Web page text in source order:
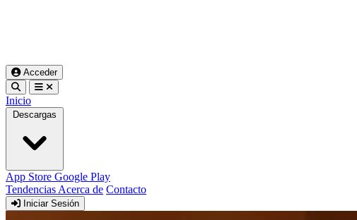
Acceder
Inicio
Descargas
App Store Google Play
Tendencias Acerca de Contacto
Iniciar Sesión